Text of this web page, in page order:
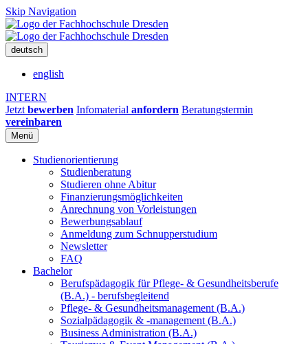
Skip Navigation
deutsch
english
INTERN
Jetzt bewerben Infomaterial anfordern Beratungstermin
vereinbaren
Menü
Studienorientierung
Studienberatung
Studieren ohne Abitur
Finanzierungsmöglichkeiten
Anrechnung von Vorleistungen
Bewerbungsablauf
Anmeldung zum Schnupperstudium
Newsletter
FAQ
Bachelor
Berufspädagogik für Pflege- & Gesundheitsberufe
(B.A.) - berufsbegleitend
Pflege- & Gesundheitsmanagement (B.A.)
Sozialpädagogik & -management (B.A.)
Business Administration (B.A.)